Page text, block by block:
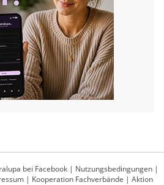
bei Facebook | Nutzungsbedingungen |
| Kooperation Fachverbände | Aktion